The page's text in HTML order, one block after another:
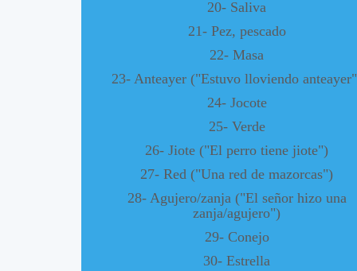
20- Saliva
21- Pez, pescado
22- Masa
23- Anteayer ("Estuvo lloviendo
24- Jocote
25- Verde
26- Jiote ("El perro tiene jiote")
27- Red ("Una red de mazorcas")
28- Agujero/zanja ("El señor hizo una
zanja/agujero")
29- Conejo
30- Estrella